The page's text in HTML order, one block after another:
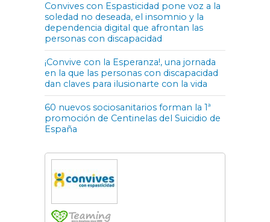
Convives con Espasticidad pone voz a la
soledad no deseada, el insomnio y la
dependencia digital que afrontan las
personas con discapacidad
¡Convive con la Esperanza!, una jornada
en la que las personas con discapacidad
dan claves para ilusionarte con la vida
60 nuevos sociosanitarios forman la 1ª
promoción de Centinelas del Suicidio de
España